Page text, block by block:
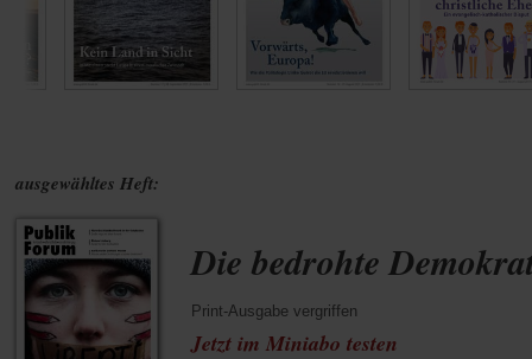
ausgewähltes Heft:
Die bedrohte
Print-Ausgabe vergriffen
Jetzt im Miniabo testen